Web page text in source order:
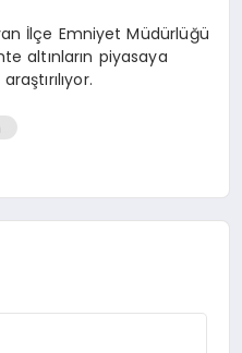
İlçe Emniyet Müdürlüğü
altınların piyasaya